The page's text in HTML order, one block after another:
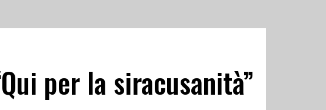
per la siracusanità”